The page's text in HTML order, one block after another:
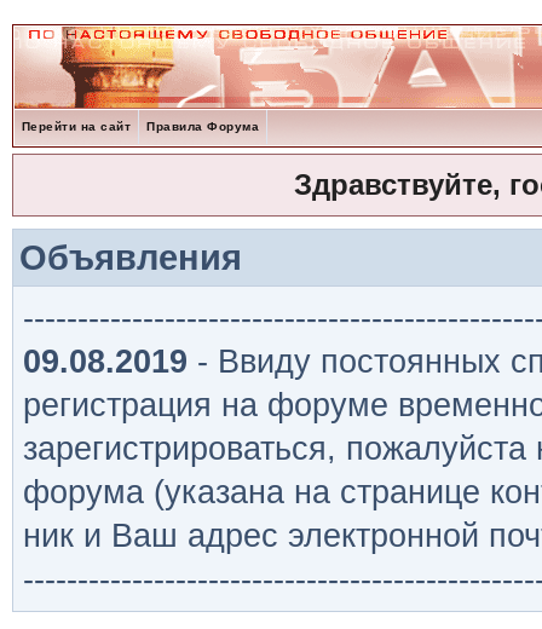
Перейти на сайт Правила Форума
Здравствуйте,
Объявления
09.08.2019 - Ввиду постоянных
регистрация на форуме
зарегистрироваться,
форума (указана на странице
ник и Ваш адрес электронной